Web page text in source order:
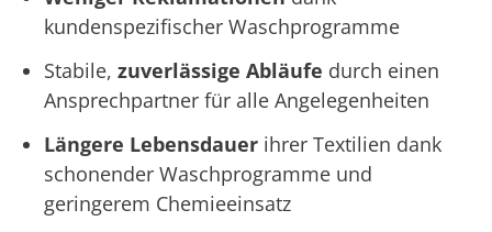
kundenspezifischer Waschprogramme
Stabile, zuverlässige Abläufe durch einen
Ansprechpartner für alle Angelegenheiten
Längere Lebensdauer ihrer Textilien dank
schonender Waschprogramme und
geringerem Chemieeinsatz